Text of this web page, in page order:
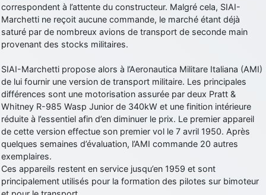
d9pouces: Désolé ! Mon filtrage a été un peu trop violent
manifestement
correspondent à l’attente du constructeur. Malgré cela, SIAI-
Marchetti ne reçoit aucune commande, le marché étant déjà
saturé par de nombreux avions de transport de seconde main
provenant des stocks militaires.
SIAI-Marchetti propose alors à l’Aeronautica Militare Italiana (AMI)
de lui fournir une version de transport militaire. Les principales
différences sont une motorisation assurée par deux Pratt &
Whitney R-985 Wasp Junior de 340kW et une finition intérieure
réduite à l’essentiel afin d’en diminuer le prix. Le premier appareil
de cette version effectue son premier vol le 7 avril 1950. Après
quelques semaines d’évaluation, l’AMI commande 20 autres
exemplaires.
Ces appareils restent en service jusqu’en 1959 et sont
principalement utilisés pour la formation des pilotes sur bimoteur